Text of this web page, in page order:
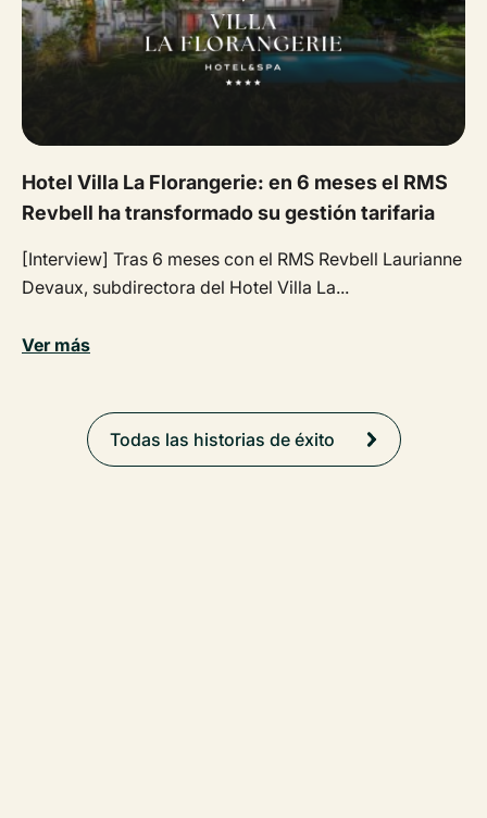
Hotel Villa La Florangerie: en 6 meses el RMS
Revbell ha transformado su gestión tarifaria
[Interview] Tras 6 meses con el RMS Revbell Laurianne
Devaux, subdirectora del Hotel Villa La...
Ver más
Todas las historias de éxito